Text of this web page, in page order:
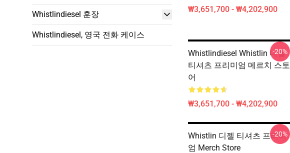
Whistlindiesel 훈장
Whistlindiesel, 영국 전화 케이스
₩3,651,700 - ₩4,202,900
Whistlindiesel Whistlin 디젤
티셔츠 프리미엄 메르치 스토
어
₩3,651,700 - ₩4,202,900
-20%
Whistlin 디젤 티셔츠 프리미
엄 Merch Store
-20%